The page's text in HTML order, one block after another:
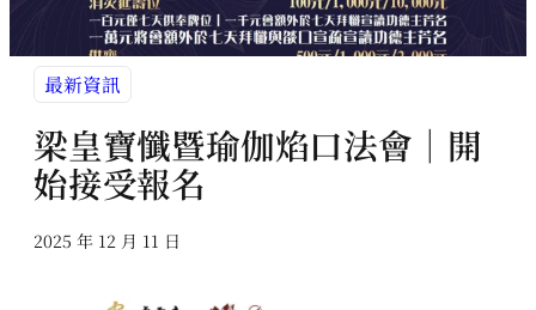
最新資訊
梁皇寶懺暨瑜伽焰口法會｜開
始接受報名
2025 年 12 月 11 日